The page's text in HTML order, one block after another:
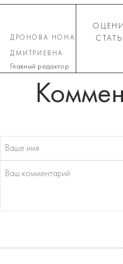
ДРОНОВА НОНА
ДМИТРИЕВНА
Главный редактор